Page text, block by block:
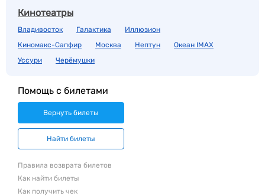
Кинотеатры
Владивосток Галактика
Иллюзион
Киномакс-Сапфир
Москва Нептун
Океан IMAX
Уссури
Черёмушки
Помощь с билетами
Вернуть билеты
Найти билеты
Правила возврата билетов
Как найти билеты
Как получить чек